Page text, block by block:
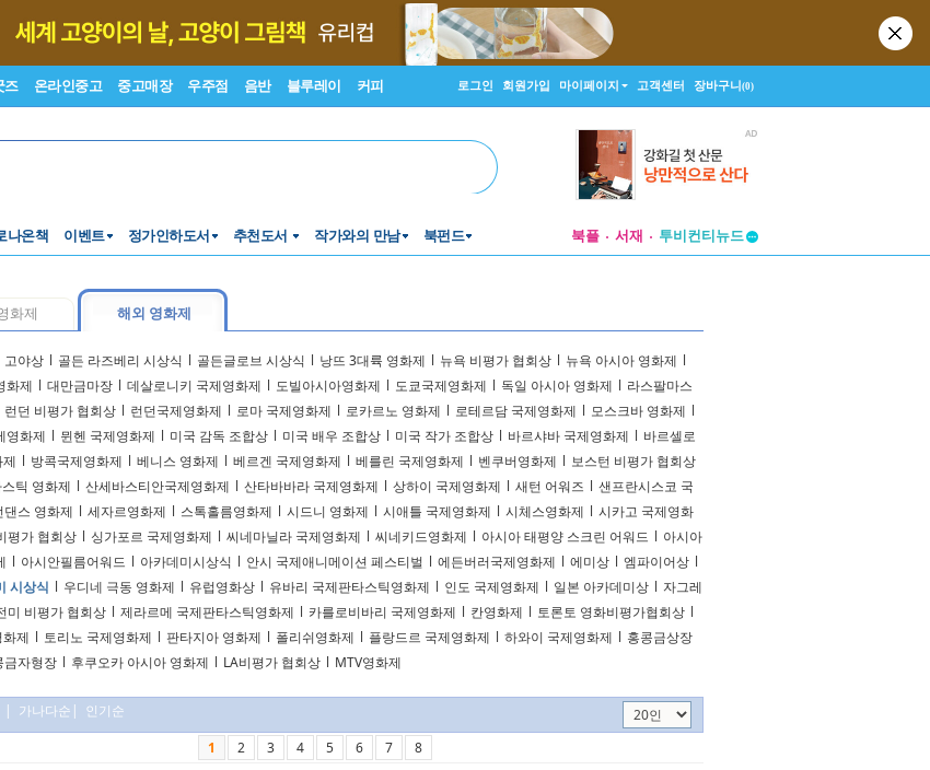
즈 온라인중고 중고매장 우주점 음반 블루레이 커피 로그인 회원가입 마이페이지 고객센터 장바구니(0)
나온책 이벤트 정가인하도서 추천도서 작가와의 만남 북펀드 북플 서재
투비컨티뉴드
화제 해외 영화제
고야상 l 골든 라즈베리 시상식 l 골든글로브 시상식 l 낭뜨 3대륙 영화제 l 뉴욕 비평가 협회상 l 뉴욕 아시아 영화제 l
화제 l 대만금마장 l 데살로니키 국제영화제 l 도빌아시아영화제 l 도쿄국제영화제 l 독일 아시아 영화제 l 라스팔마스
런던 비평가 협회상 l 런던국제영화제 l 로마 국제영화제 l 로카르노 영화제 l 로테르담 국제영화제 l 모스크바 영화제 l
영화제 l 뮌헨 국제영화제 l 미국 감독 조합상 l 미국 배우 조합상 l 미국 작가 조합상 l 바르샤바 국제영화제 l 바르셀로
l 방콕국제영화제 l 베니스 영화제 l 베르겐 국제영화제 l 베를린 국제영화제 l 벤쿠버영화제 l 보스턴 비평가 협회상
틱 영화제 l 산세바스티안국제영화제 l 산타바바라 국제영화제 l 상하이 국제영화제 l 새턴 어워즈 l 샌프란시스코 국
댄스 영화제 l 세자르영화제 l 스톡홀름영화제 l 시드니 영화제 l 시애틀 국제영화제 l 시체스영화제 l 시카고 국제영화
평가 협회상 l 싱가포르 국제영화제 l 씨네마닐라 국제영화제 l 씨네키드영화제 l 아시아 태평양 스크린 어워드 l 아시아
l 아시안필름어워드 l 아카데미시상식 l 안시 국제애니메이션 페스티벌 l 에든버러국제영화제 l 에미상 l 엠파이어상 l
시상식 l 우디네 극동 영화제 l 유럽영화상 l 유바리 국제판타스틱영화제 l 인도 국제영화제 l 일본 아카데미상 l 자그레
미 비평가 협회상 l 제라르메 국제판타스틱영화제 l 카를로비바리 국제영화제 l 칸영화제 l 토론토 영화비평가협회상 l
제 l 토리노 국제영화제 l 판타지아 영화제 l 폴리쉬영화제 l 플랑드르 국제영화제 l 하와이 국제영화제 l 홍콩금상장
금자형장 l 후쿠오카 아시아 영화제 l LA비평가 협회상 l MTV영화제
| 가나다순 | 인기순
1
2 3 4 5 6 7 8